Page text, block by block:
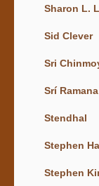
Sharon L.
Sid Clever
Sri
Srí
Stendhal
Stephen
Stephen